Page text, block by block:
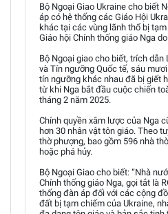
Bộ Ngoại Giao Ukraine cho biết
áp có hệ thống các Giáo Hội
khác tại các vùng lãnh thổ bị
Giáo hội Chính thống giáo Nga
Bộ Ngoại giao cho biết, trích dẫn
và Tín ngưỡng Quốc tế, sáu
tín ngưỡng khác nhau đã bị giết
từ khi Nga bắt đầu cuộc chiến
tháng 2 năm 2025.
Chính quyền xâm lược của Nga
hơn 30 nhân vật tôn giáo. Theo
thờ phượng, bao gồm 596 nhà
hoặc phá hủy.
Bộ Ngoại Giao cho biết: “Nhà
Chính thống giáo Nga, gọi tắt là
thống đàn áp đối với các cộng
đất bị tạm chiếm của Ukraine,